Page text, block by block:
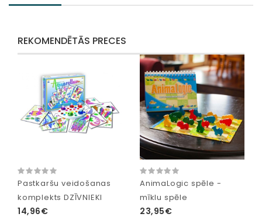
REKOMENDĒTĀS PRECES
Pastkaršu veidošanas
komplekts DZĪVNIEKI
14,96€
AnimaLogic spēle -
mīklu spēle
23,95€